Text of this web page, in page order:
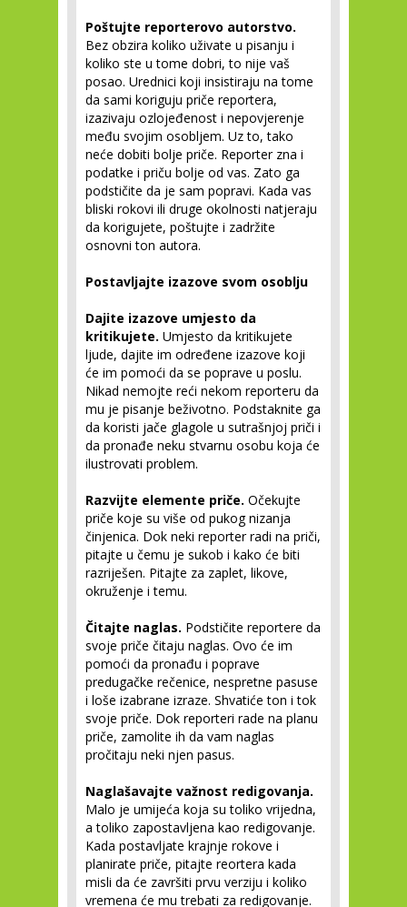
Poštujte reporterovo autorstvo.
Bez obzira koliko uživate u pisanju i
koliko ste u tome dobri, to nije vaš
posao. Urednici koji insistiraju na tome
da sami koriguju priče reportera,
izazivaju ozlojeđenost i nepovjerenje
među svojim osobljem. Uz to, tako
neće dobiti bolje priče. Reporter zna i
podatke i priču bolje od vas. Zato ga
podstičite da je sam popravi. Kada vas
bliski rokovi ili druge okolnosti natjeraju
da korigujete, poštujte i zadržite
osnovni ton autora.
Postavljajte izazove svom osoblju
Dajite izazove umjesto da
kritikujete. Umjesto da kritikujete
ljude, dajite im određene izazove koji
će im pomoći da se poprave u poslu.
Nikad nemojte reći nekom reporteru da
mu je pisanje beživotno. Podstaknite ga
da koristi jače glagole u sutrašnjoj priči i
da pronađe neku stvarnu osobu koja će
ilustrovati problem.
Razvijte elemente priče. Očekujte
priče koje su više od pukog nizanja
činjenica. Dok neki reporter radi na priči,
pitajte u čemu je sukob i kako će biti
razriješen. Pitajte za zaplet, likove,
okruženje i temu.
Čitajte naglas. Podstičite reportere da
svoje priče čitaju naglas. Ovo će im
pomoći da pronađu i poprave
predugačke rečenice, nespretne pasuse
i loše izabrane izraze. Shvatiće ton i tok
svoje priče. Dok reporteri rade na planu
priče, zamolite ih da vam naglas
pročitaju neki njen pasus.
Naglašavajte važnost redigovanja.
Malo je umijeća koja su toliko vrijedna,
a toliko zapostavljena kao redigovanje.
Kada postavljate krajnje rokove i
planirate priče, pitajte reortera kada
misli da će završiti prvu verziju i koliko
vremena će mu trebati za redigovanje.